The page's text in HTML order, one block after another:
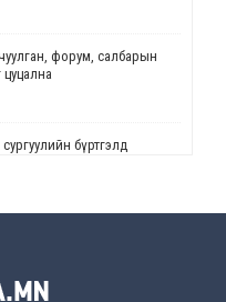
форум, салбарын
бүртгэлд